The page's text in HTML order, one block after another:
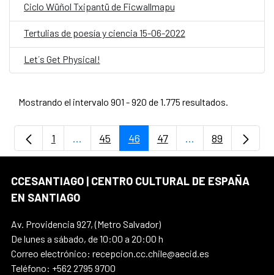
Ciclo Wüñol Txipantü de Ficwallmapu
Tertulias de poesía y ciencia 15-06-2022
Let´s Get Physical!
Mostrando el intervalo 901 - 920 de 1.775 resultados.
Página
1 ...Páginas intermedias Use TAB para
Página
45 Página
46 Página
47 ...PáginasPágina
89
CCESANTIAGO | CENTRO CULTURAL DE ESPAÑA
EN SANTIAGO
Av. Providencia 927, (Metro Salvador)
De lunes a sábado, de 10:00 a 20:00 h
Correo electrónico: recepcion.cc.chile@aecid.es
Teléfono: +562 2795 9700